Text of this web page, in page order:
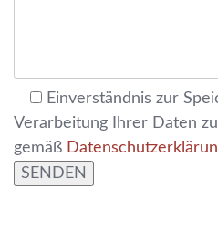
Einverständnis zur
Verarbeitung Ihrer Daten
gemäß